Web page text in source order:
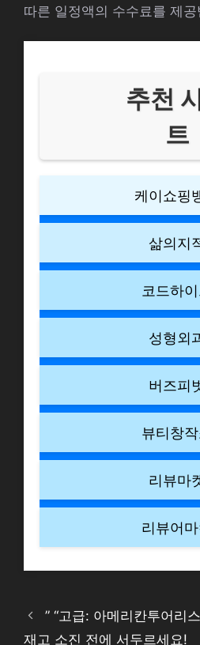
따른 일정액의 수수료를 제
추천
트
케이쇼핑
삶의지
코드하이
성형외
버즈피
뷰티창
리뷰마
리뷰어
” “고급: 아메리칸투어리
재고 소진 전에 서두르세요!